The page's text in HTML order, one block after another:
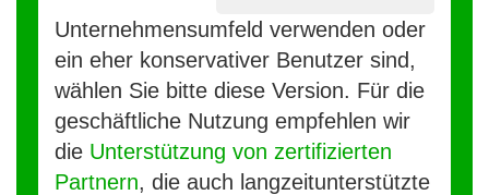
Unternehmensumfeld verwenden oder
ein eher konservativer Benutzer sind,
wählen Sie bitte diese Version. Für die
geschäftliche Nutzung empfehlen wir
die Unterstützung von zertifizierten
Partnern, die auch langzeitunterstützte